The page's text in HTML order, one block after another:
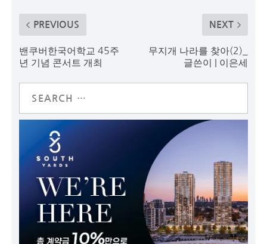
PREVIOUS
밴쿠버한국어학교 45주
년 기념 콘서트 개최
NEXT
무지개 나라를 찾아(2)_
글쓴이 | 이은세